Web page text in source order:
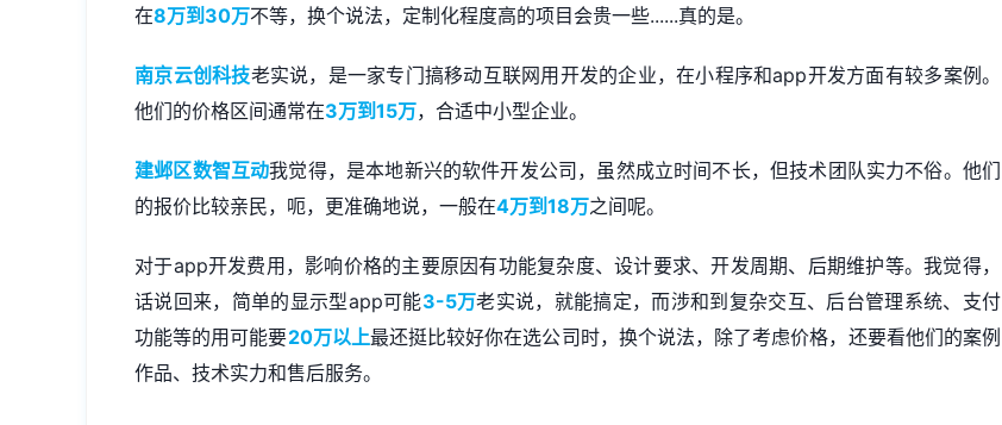
在8万到30万不等，换个说法，定制化程度高的项目会贵一些......真的是。
南京云创科技老实说，是一家专门搞移动互联网用开发的企业，在小程序和app开发方面有较多案例。
他们的价格区间通常在3万到15万，合适中小型企业。
建邺区数智互动我觉得，是本地新兴的软件开发公司，虽然成立时间不长，但技术团队实力不俗。他们
的报价比较亲民，呃，更准确地说，一般在4万到18万之间呢。
对于app开发费用，影响价格的主要原因有功能复杂度、设计要求、开发周期、后期维护等。我觉得，
话说回来，简单的显示型app可能3-5万老实说，就能搞定，而涉和到复杂交互、后台管理系统、支付
功能等的用可能要20万以上最还挺比较好你在选公司时，换个说法，除了考虑价格，还要看他们的案例
作品、技术实力和售后服务。